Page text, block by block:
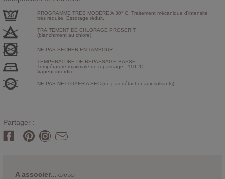
PROGRAMME TRES MODERE A 30° C. Traitement mécanique d'intensité
très réduite. Essorage réduit.
TRAITEMENT DE CHLORAGE PROSCRIT
(blanchiment au chlore).
NE PAS SECHER EN TAMBOUR.
TEMPERATURE DE REPASSAGE BASSE.
Température maximale de repassage : 110 °C.
Vapeur interdite
NE PAS NETTOYER A SEC (ne pas détacher aux solvants).
Partager :
A associer...